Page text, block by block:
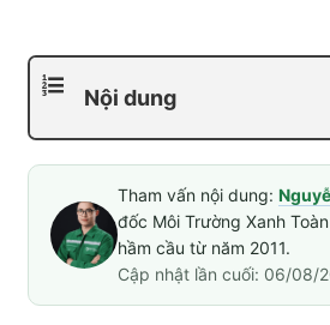
Nội dung
Tham vấn nội dung:
đốc Môi Trường Xanh
hầm cầu từ năm 2011.
Cập nhật lần cuối: 06/08/